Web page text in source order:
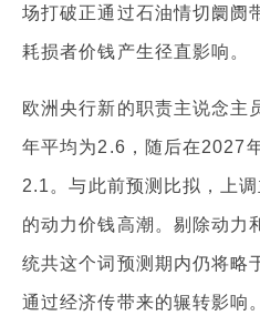
场打破正通过石油情切阛阓
耗损者价钱产生径直影响。
欧洲央行新的职责主说念主
年平均为2.6，随后在2027
2.1。与此前预测比拟，上
的动力价钱高潮。剔除动力
统共这个词预测期内仍将略
通过经济传带来的辗转影响。